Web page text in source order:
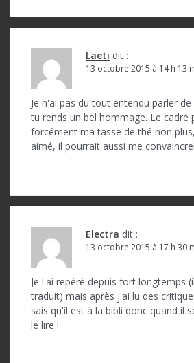
Laeti dit :
13 octobre 2015 à 14 h 13
Je n'ai pas du tout entendu parler
tu rends un bel hommage. Le cadre
forcément ma tasse de thé non
aimé, il pourrait aussi me convaincre!
Electra dit :
13 octobre 2015 à 17 h 30
Je l'ai repéré depuis fort longtemps
traduit) mais après j'ai lu des
sais qu'il est à la bibli donc quand il
le lire !